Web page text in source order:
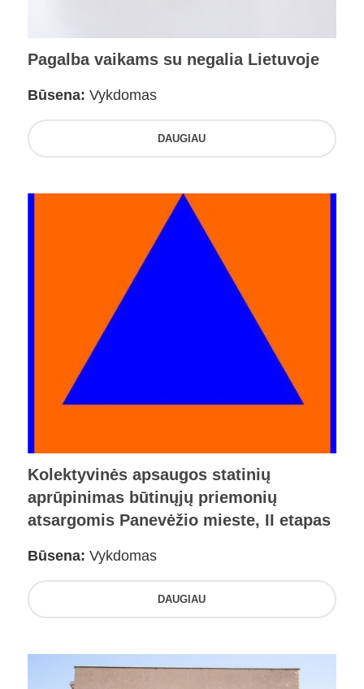
Pagalba vaikams su negalia Lietuvoje
Būsena: Vykdomas
DAUGIAU
Kolektyvinės apsaugos statinių
aprūpinimas būtinųjų priemonių
atsargomis Panevėžio mieste, II etapas
Būsena: Vykdomas
DAUGIAU